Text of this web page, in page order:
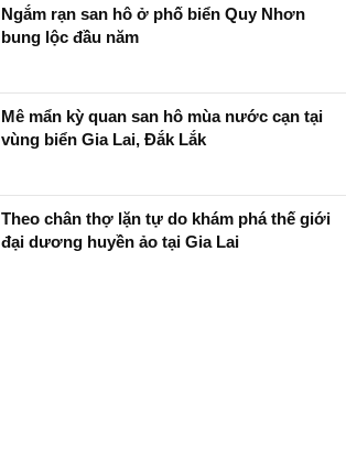
Ngắm rạn san hô ở phố biển Quy Nhơn
bung lộc đầu năm
Mê mẩn kỳ quan san hô mùa nước cạn tại
vùng biển Gia Lai, Đắk Lắk
Theo chân thợ lặn tự do khám phá thế giới
đại dương huyền ảo tại Gia Lai